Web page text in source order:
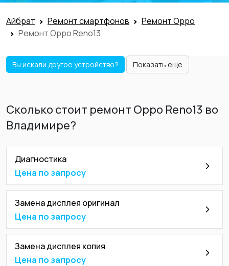
Айбрат Ремонт смартфонов
Ремонт Oppo
Ремонт Oppo Reno13
Вы искали другое устройство? Показать еще
Сколько стоит ремонт Oppo Reno13 во
Владимире?
Диагностика
Цена по запросу
Замена дисплея оригинал
Цена по запросу
Замена дисплея копия
Цена по запросу